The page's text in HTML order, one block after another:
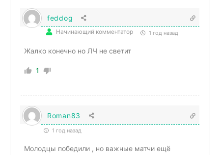
feddog
Начинающий комментатор 1 год назад
Жалко конечно но ЛЧ не светит
1
Roman83
1 год назад
Молодцы победили , но важные матчи ещё